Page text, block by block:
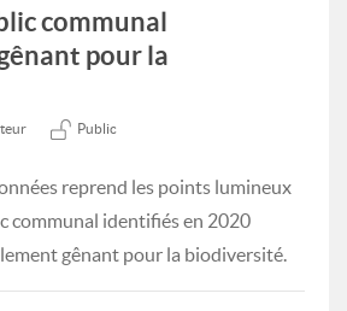
communal
pour la
Public
reprend les points lumineux
communal identifiés en 2020
gênant pour la biodiversité.